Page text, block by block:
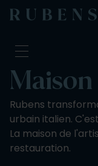
Visite
À voir & à
Rénovations
Histoires
Rubens
urbain italien.
La maison de
restauration.